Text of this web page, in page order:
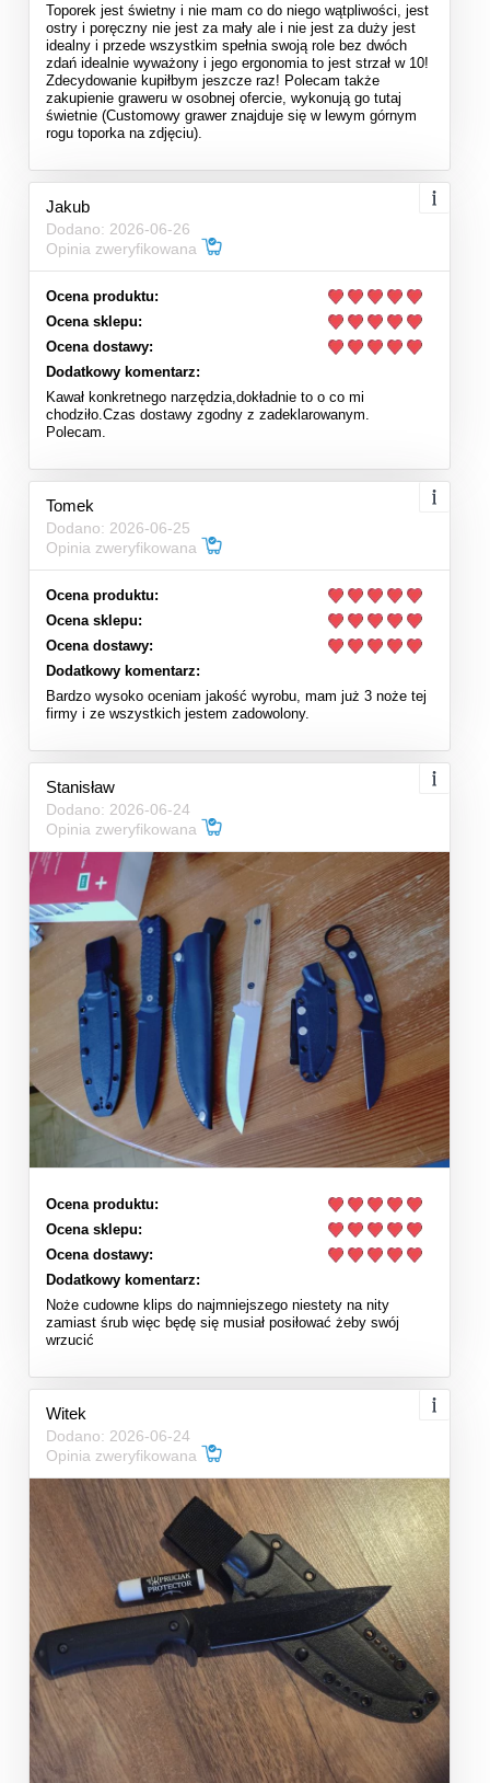
Toporek jest świetny i nie mam co do niego wątpliwości, jest
ostry i poręczny nie jest za mały ale i nie jest za duży jest
idealny i przede wszystkim spełnia swoją role bez dwóch
zdań idealnie wyważony i jego ergonomia to jest strzał w 10!
Zdecydowanie kupiłbym jeszcze raz! Polecam także
zakupienie graweru w osobnej ofercie, wykonują go tutaj
świetnie (Customowy grawer znajduje się w lewym górnym
rogu toporka na zdjęciu).
Jakub
Dodano: 2026-06-26
Opinia zweryfikowana
Ocena produktu:
Ocena sklepu:
Ocena dostawy:
Dodatkowy komentarz:
Kawał konkretnego narzędzia,dokładnie to o co mi
chodziło.Czas dostawy zgodny z zadeklarowanym.
Polecam.
Tomek
Dodano: 2026-06-25
Opinia zweryfikowana
Ocena produktu:
Ocena sklepu:
Ocena dostawy:
Dodatkowy komentarz:
Bardzo wysoko oceniam jakość wyrobu, mam już 3 noże tej
firmy i ze wszystkich jestem zadowolony.
Stanisław
Dodano: 2026-06-24
Opinia zweryfikowana
Ocena produktu:
Ocena sklepu:
Ocena dostawy:
Dodatkowy komentarz:
Noże cudowne klips do najmniejszego niestety na nity
zamiast śrub więc będę się musiał posiłować żeby swój
wrzucić
Witek
Dodano: 2026-06-24
Opinia zweryfikowana